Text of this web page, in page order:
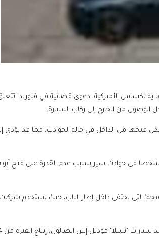
تكساس الأميركية، دعوى قضائية في فلوريدا
الوصول من الخارج إلى ركاب السيارة.
فتحها من الداخل في حالة الحوادث، مما قد يؤدي
وكشف تحقيق أجرته وكالة أنباء "بلومبرغ" في ديسمبر، عن وفاة 15 شخصا في حوادث سير بسبب عدم القدرة على فتح
التي تختفي داخل إطار الباب، حيث تستخدم شركات
وكشف